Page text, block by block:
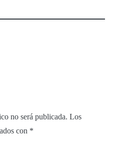
no será publicada. Los
con *